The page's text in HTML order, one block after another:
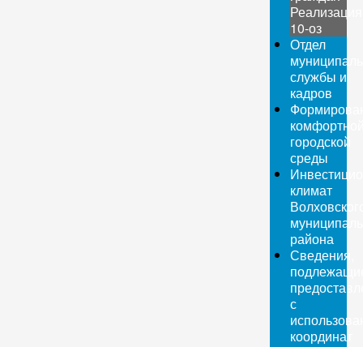
Реализация
10-оз
Отдел
службы и
кадров
городской
среды
климат
района
Сведения,
с
координат